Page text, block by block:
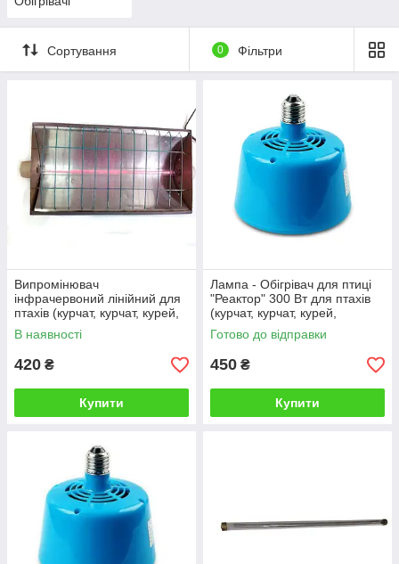
Сортування 0 Фільтри
Випромінювач
інфрачервоний лінійний для
птахів (курчат, курчат, курей,
перепелів, бройлера) і
тварин (поросят, свиней)
В наявності
420 ₴
Купити
Лампа - Обігрівач для птиці
"Реактор" 300 Вт для птахів
(курчат, курчат, курей,
перепелів, бройлера) і
тварин
Готово до відправки
450 ₴
Купити